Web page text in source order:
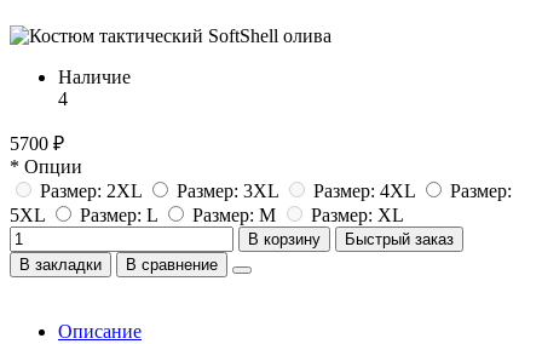
Наличие
4
5700 ₽
* Опции
Размер: 2XL
Размер: 3XL Размер: 4XL
Размер:
5XL
Размер: L Размер: M Размер: XL
В корзину
Быстрый заказ
В закладки
В сравнение
Описание